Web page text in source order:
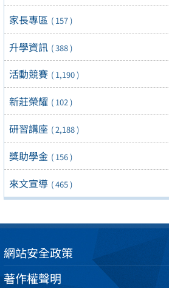
家長專區 ( 157 )
升學資訊 ( 388 )
活動競賽 ( 1,190 )
新莊榮耀 ( 102 )
研習講座 ( 2,188 )
獎助學金 ( 156 )
來文宣導 ( 465 )
網站安全政策
著作權聲明